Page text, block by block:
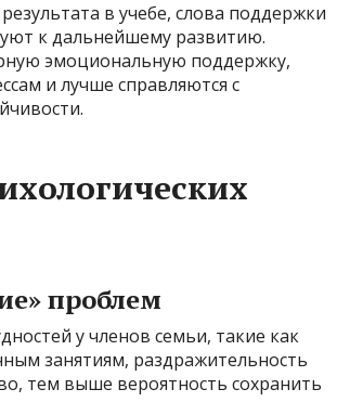
в учебе, слова поддержки
к дальнейшему развитию.
эмоциональную поддержку,
и лучше справляются с
проблем
у членов семьи, такие как
занятиям, раздражительность
тем выше вероятность сохранить